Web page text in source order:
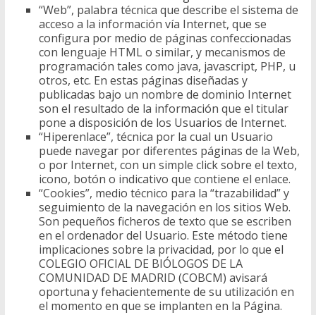
“Web”, palabra técnica que describe el sistema de
acceso a la información vía Internet, que se
configura por medio de páginas confeccionadas
con lenguaje HTML o similar, y mecanismos de
programación tales como java, javascript, PHP, u
otros, etc. En estas páginas diseñadas y
publicadas bajo un nombre de dominio Internet
son el resultado de la información que el titular
pone a disposición de los Usuarios de Internet.
“Hiperenlace”, técnica por la cual un Usuario
puede navegar por diferentes páginas de la Web,
o por Internet, con un simple click sobre el texto,
icono, botón o indicativo que contiene el enlace.
“Cookies”, medio técnico para la “trazabilidad” y
seguimiento de la navegación en los sitios Web.
Son pequeños ficheros de texto que se escriben
en el ordenador del Usuario. Este método tiene
implicaciones sobre la privacidad, por lo que el
COLEGIO OFICIAL DE BIÓLOGOS DE LA
COMUNIDAD DE MADRID (COBCM) avisará
oportuna y fehacientemente de su utilización en
el momento en que se implanten en la Página.